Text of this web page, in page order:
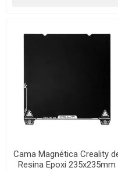
Cama Magnética Creality
Resina Epoxi 235x235mm